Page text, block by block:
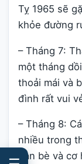
Tỵ 1965 sẽ
khỏe đường
– Tháng 7:
một tháng
thoải mái và
đình rất vui
– Tháng 8:
nhiều trong
bạn bè và cơ